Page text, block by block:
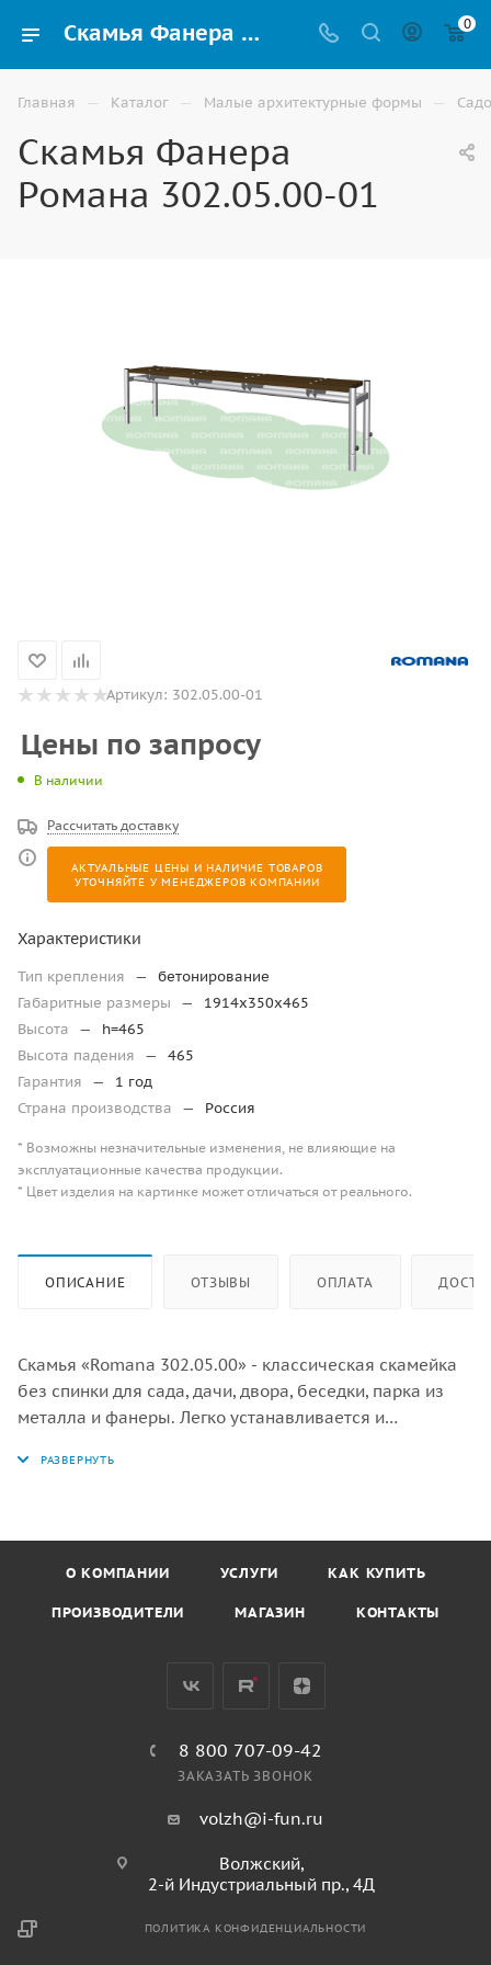
Скамья Фанера Романа 302.05.00-01 купить по выгодной цене в Волжском 0
Главная — Каталог — Малые архитектурные формы —
Скамья Фанера
Романа 302.05.00-01
Артикул: 302.05.00-01
Цены по запросу
В наличии
Рассчитать доставку
АКТУАЛЬНЫЕ ЦЕНЫ И НАЛИЧИЕ ТОВАРОВ
УТОЧНЯЙТЕ У МЕНЕДЖЕРОВ КОМПАНИИ
Характеристики
Тип крепления —
бетонирование
Габаритные размеры
—
1914x350x465
Высота
—
h=465
Высота падения
—
465
Гарантия
—
1 год
Страна производства
— Россия
* Возможны незначительные изменения, не влияющие на
эксплуатационные качества продукции.
* Цвет изделия на картинке может отличаться от реального.
ОПИСАНИЕ ОТЗЫВЫ ОПЛАТА
Скамья «Romana 302.05.00» - классическая скамейка
без спинки для сада, дачи, двора, беседки, парка из
металла и фанеры. Легко устанавливается и
мм
О КОМПАНИИ УСЛУГИ КАК КУПИТЬ
ПРОИЗВОДИТЕЛИ МАГАЗИН КОНТАКТЫ
8 800 707-09-42
ЗАКАЗАТЬ ЗВОНОК
volzh@i-fun.ru
Волжский,
2-й Индустриальный пр., 4Д
ПОЛИТИКА КОНФИДЕНЦИАЛЬНОСТИ